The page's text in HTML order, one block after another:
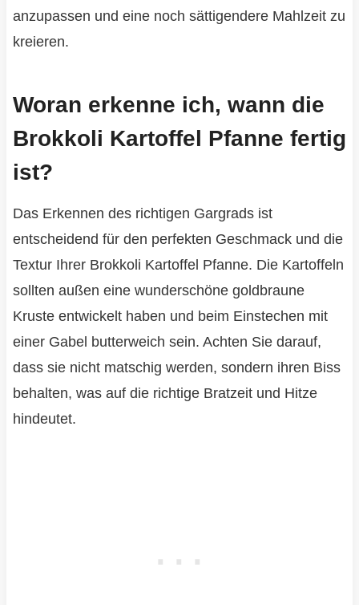
anzupassen und eine noch sättigendere Mahlzeit zu
kreieren.
Woran erkenne ich, wann die
Brokkoli Kartoffel Pfanne fertig
ist?
Das Erkennen des richtigen Gargrads ist
entscheidend für den perfekten Geschmack und die
Textur Ihrer Brokkoli Kartoffel Pfanne. Die Kartoffeln
sollten außen eine wunderschöne goldbraune
Kruste entwickelt haben und beim Einstechen mit
einer Gabel butterweich sein. Achten Sie darauf,
dass sie nicht matschig werden, sondern ihren Biss
behalten, was auf die richtige Bratzeit und Hitze
hindeutet.